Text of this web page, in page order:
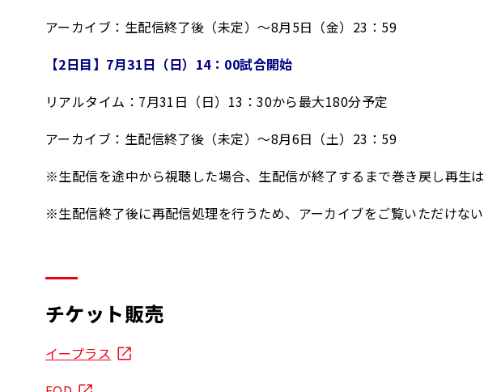
アーカイブ：生配信終了後（未定）～8月5日（金）23：59
【2日目】7月31日（日）14：00試合開始
リアルタイム：7月31日（日）13：30から最大180分予定
アーカイブ：生配信終了後（未定）～8月6日（土）23：59
※生配信を途中から視聴した場合、生配信が終了するまで巻き戻し再生
※生配信終了後に再配信処理を行うため、アーカイブをご覧いただけな
チケット販売
イープラス